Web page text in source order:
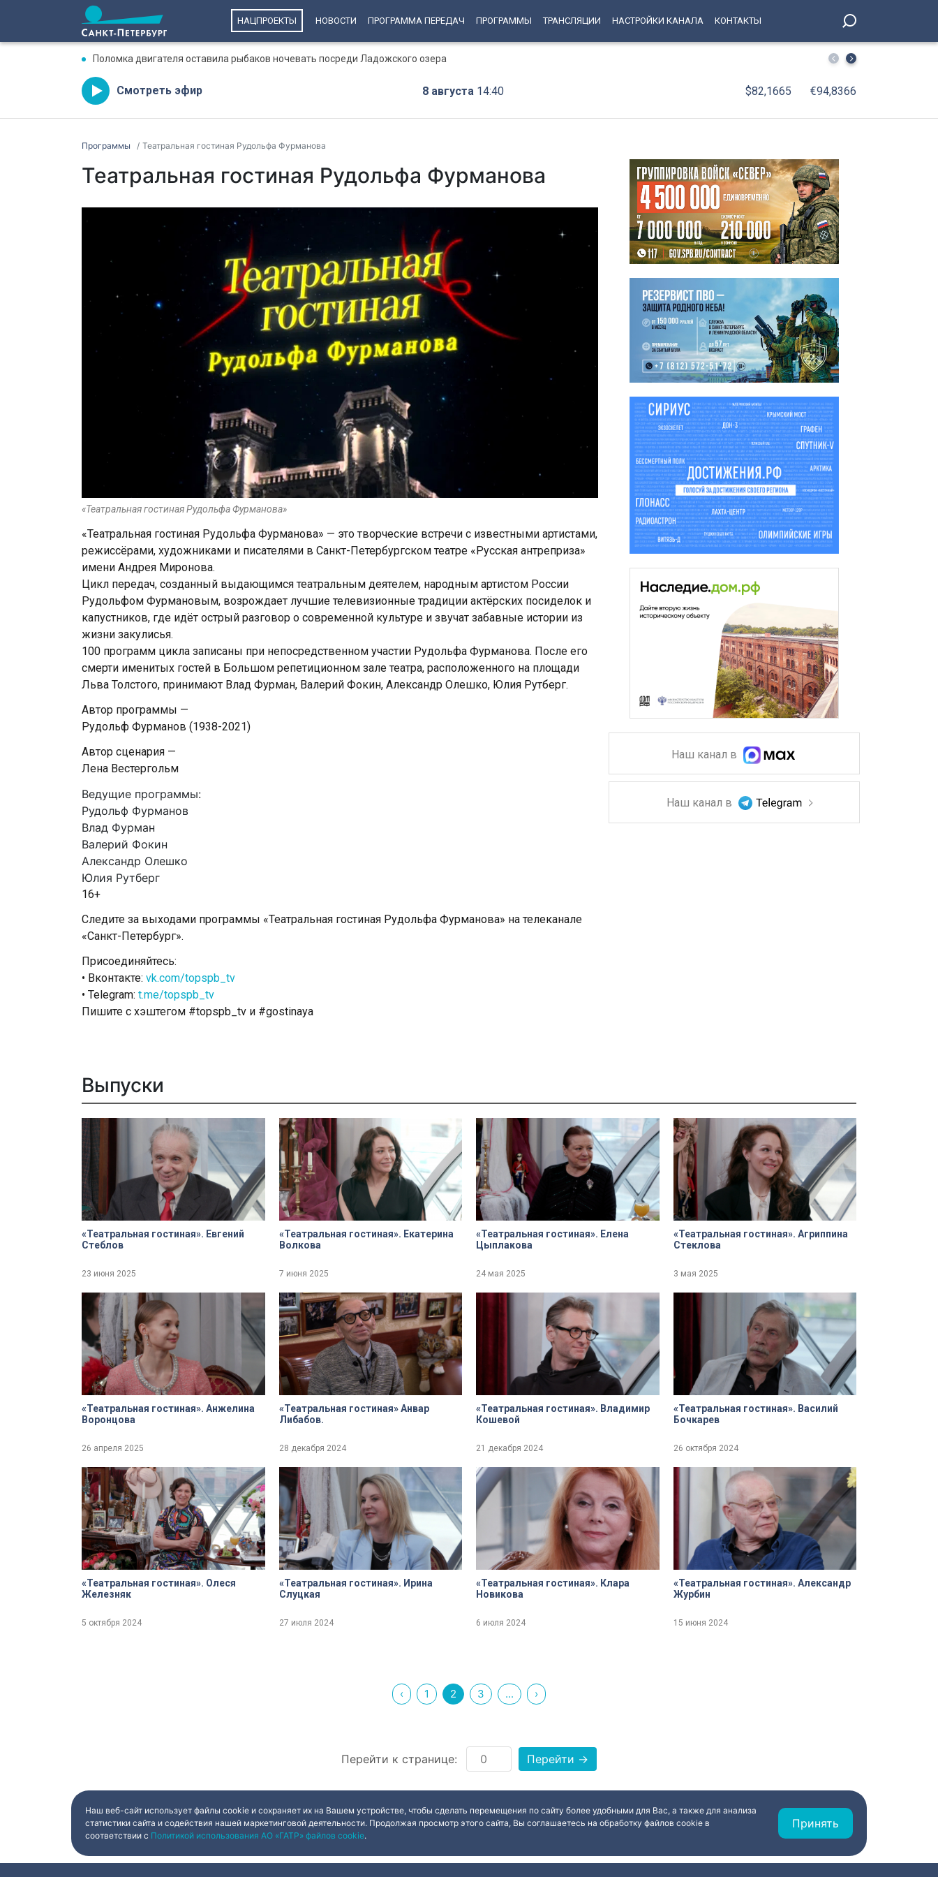
НАЦПРОЕКТЫ НОВОСТИ ПРОГРАММА ПЕРЕДАЧ ПРОГРАММЫ ТРАНСЛЯЦИИ НАСТРОЙКИ КАНАЛА КОНТАКТЫ
Поломка двигателя оставила рыбаков ночевать посреди Ладожского озера «Рупор 30-х»: Государственный музей «XX век»
Смотреть эфир 8 августа 14:40 $82,1665 €94,8366
Программы Театральная гостиная Рудольфа Фурманова
Театральная гостиная Рудольфа Фурманова
«Театральная гостиная Рудольфа Фурманова»
«Театральная гостиная Рудольфа Фурманова» — это творческие встречи с известными артистами,
режиссёрами, художниками и писателями в Санкт-Петербургском театре «Русская антреприза»
имени Андрея Миронова.
Цикл передач, созданный выдающимся театральным деятелем, народным артистом России
Рудольфом Фурмановым, возрождает лучшие телевизионные традиции актёрских посиделок и
капустников, где идёт острый разговор о современной культуре и звучат забавные истории из
жизни закулисья.
100 программ цикла записаны при непосредственном участии Рудольфа Фурманова. После его
смерти именитых гостей в Большом репетиционном зале театра, расположенного на площади
Льва Толстого, принимают Влад Фурман, Валерий Фокин, Александр Олешко, Юлия Рутберг.
Автор программы —
Рудольф Фурманов (1938-2021)
Автор сценария —
Лена Вестергольм
Ведущие программы:
Рудольф Фурманов
Влад Фурман
Валерий Фокин
Александр Олешко
Юлия Рутберг
16+
Следите за выходами программы «Театральная гостиная Рудольфа Фурманова» на телеканале
«Санкт-Петербург».
Присоединяйтесь:
• Вконтакте: vk.com/topspb_tv
• Telegram: t.me/topspb_tv
Пишите с хэштегом #topspb_tv и #gostinaya
Наш канал в
Наш канал в
Выпуски
«Театральная гостиная». Евгений
Стеблов
23 июня 2025
«Театральная гостиная». Екатерина
Волкова
7 июня 2025
«Театральная гостиная». Елена
Цыплакова
24 мая 2025
«Театральная гостиная». Агриппина
Стеклова
3 мая 2025
«Театральная гостиная». Анжелина
Воронцова
26 апреля 2025
«Театральная гостиная» Анвар
Либабов.
28 декабря 2024
«Театральная гостиная». Владимир
Кошевой
21 декабря 2024
«Театральная гостиная». Василий
Бочкарев
26 октября 2024
«Театральная гостиная». Олеся
Железняк
5 октября 2024
«Театральная гостиная». Ирина
Слуцкая
27 июля 2024
«Театральная гостиная». Клара
Новикова
6 июля 2024
«Театральная гостиная». Александр
Журбин
15 июня 2024
‹ 1 2 3 ... ›
Перейти к странице: Перейти →
Наш веб-сайт использует файлы cookie и сохраняет их на Вашем устройстве, чтобы сделать перемещения по сайту более удобными для Вас, а также для анализа
статистики сайта и содействия нашей маркетинговой деятельности. Продолжая просмотр этого сайта, Вы соглашаетесь на обработку файлов cookie в
соответствии с Политикой использования АО «ГАТР» файлов cookie.
Принять